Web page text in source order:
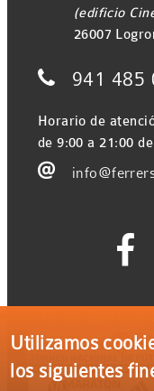
(edificio
26007
 941 485
Horario de
de 9:00 a 21:00


Utilizamos
los siguientes